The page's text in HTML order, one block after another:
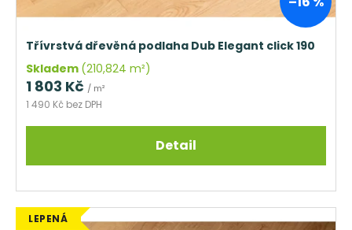
t
ůTřívrstvá dřevěná podlaha Dub Elegant click 190
Skladem (210,824 m²)
1 490 Kč bez DPH
1 803 Kč / m²
Detail
LEPENÁ